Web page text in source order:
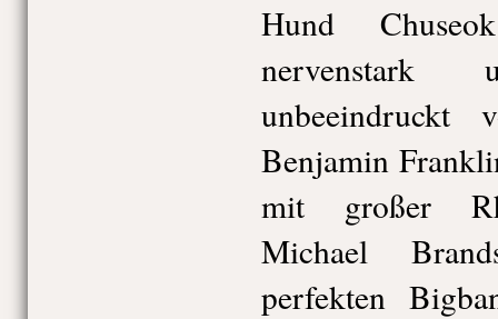
Hund
Benjamin
mit großer
Michael
perfekten